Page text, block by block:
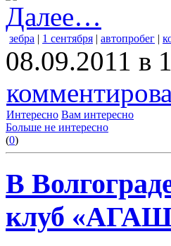
Далее…
зебра | 1 сентября | автопробег |
08.09.2011 в
Интересно Вам интересно
Больше не интересно
(0)
В
клуб